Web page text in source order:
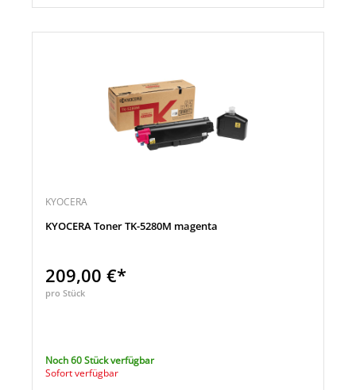
KYOCERA
KYOCERA Toner TK-5280M magenta
209,00 €*
pro Stück
Noch 60 Stück verfügbar
Sofort verfügbar